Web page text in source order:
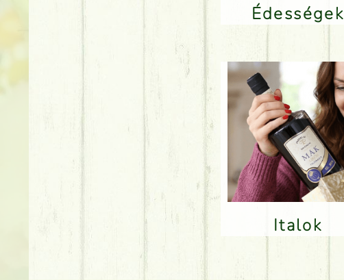
Édességek
Italok